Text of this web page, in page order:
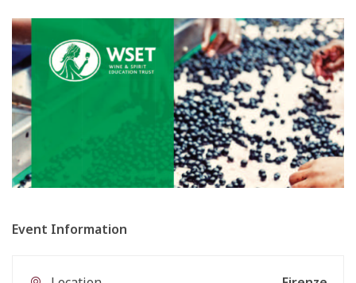
conoscenza approfondita dei fattori che determinano lo
stile, la qualità e il prezzo dei principali …
Event Information